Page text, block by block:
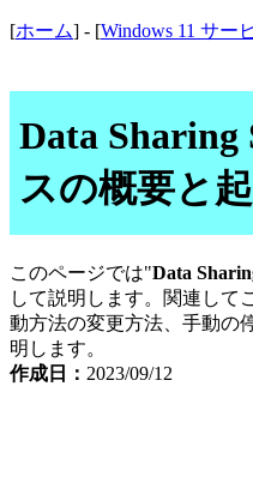
[ホーム] - [Windows 11 サー
Data Sharing
スの概要と
このページでは"Data
して説明します。関連して
動方法の変更方法、手動の
明します。
作成日： 2023/09/12